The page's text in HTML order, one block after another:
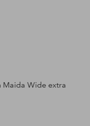
Wide extra